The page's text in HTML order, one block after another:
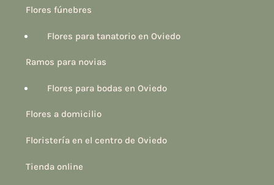
Flores fúnebres
Flores para tanatorio en Oviedo
Ramos para novias
Flores para bodas en Oviedo
Flores a domicilio
Floristería en el centro de Oviedo
Tienda online